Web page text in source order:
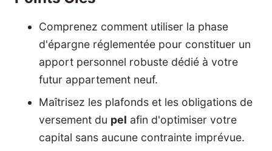
Comprenez comment utiliser la phase
d'épargne réglementée pour constituer un
apport personnel robuste dédié à votre
futur appartement neuf.
Maîtrisez les plafonds et les obligations de
versement du pel afin d'optimiser votre
capital sans aucune contrainte imprévue.